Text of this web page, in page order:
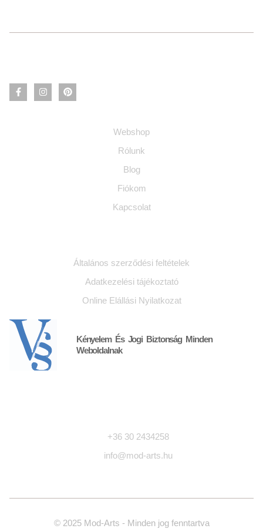
Webshop
Rólunk
Blog
Fiókom
Kapcsolat
Általános szerződési feltételek
Adatkezelési tájékoztató
Online Elállási Nyilatkozat
Kényelem És Jogi Biztonság Minden
Weboldalnak
+36 30 2434258
info@mod-arts.hu
© 2025 Mod-Arts - Minden jog fenntartva